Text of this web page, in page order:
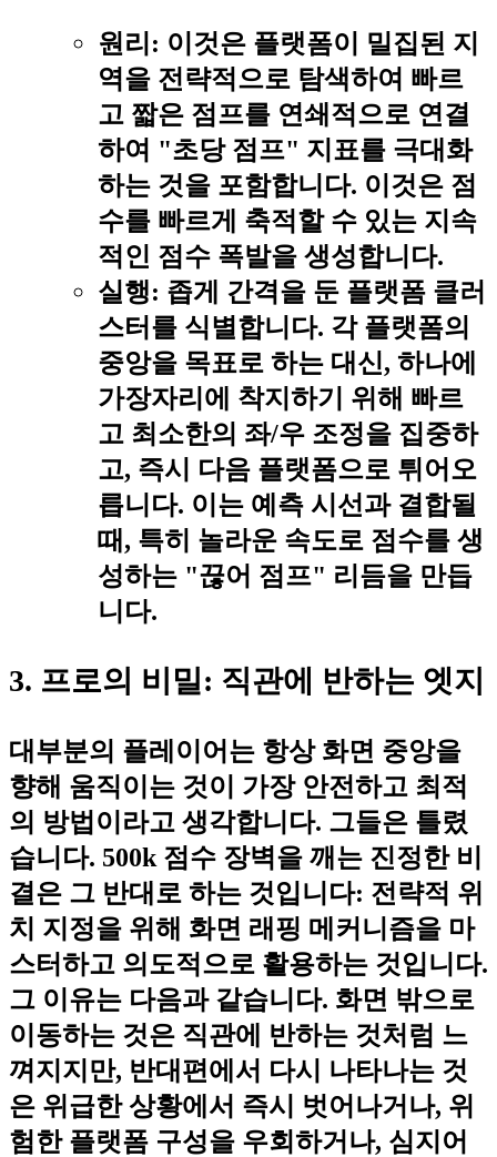
원리: 이것은 플랫폼이 밀집된 지
역을 전략적으로 탐색하여 빠르
고 짧은 점프를 연쇄적으로 연결
하여 "초당 점프" 지표를 극대화
하는 것을 포함합니다. 이것은 점
수를 빠르게 축적할 수 있는 지속
적인 점수 폭발을 생성합니다.
실행: 좁게 간격을 둔 플랫폼 클러
스터를 식별합니다. 각 플랫폼의
중앙을 목표로 하는 대신, 하나에
가장자리에 착지하기 위해 빠르
고 최소한의 좌/우 조정을 집중하
고, 즉시 다음 플랫폼으로 튀어오
릅니다. 이는 예측 시선과 결합될
때, 특히 놀라운 속도로 점수를 생
성하는 "끊어 점프" 리듬을 만듭
니다.
3. 프로의 비밀: 직관에 반하는 엣지
대부분의 플레이어는 항상 화면 중앙을
향해 움직이는 것이 가장 안전하고 최적
의 방법이라고 생각합니다. 그들은 틀렸
습니다. 500k 점수 장벽을 깨는 진정한 비
결은 그 반대로 하는 것입니다: 전략적 위
치 지정을 위해 화면 래핑 메커니즘을 마
스터하고 의도적으로 활용하는 것입니다.
그 이유는 다음과 같습니다. 화면 밖으로
이동하는 것은 직관에 반하는 것처럼 느
껴지지만, 반대편에서 다시 나타나는 것
은 위급한 상황에서 즉시 벗어나거나, 위
험한 플랫폼 구성을 우회하거나, 심지어